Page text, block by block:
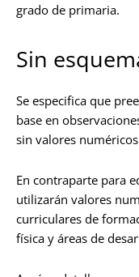
grado de primaria.
Sin
Se especifica que
base en
sin valores
En contraparte para
utilizarán valores
curriculares de
física y áreas de